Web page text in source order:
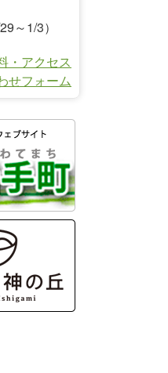
～1/3）
・アクセス
せフォーム